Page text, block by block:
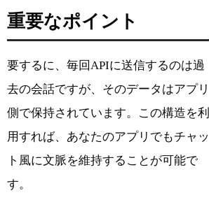
重要なポイント
要するに、毎回APIに送信するのは過
去の会話ですが、そのデータはアプリ
側で保持されています。この構造を利
用すれば、あなたのアプリでもチャッ
ト風に文脈を維持することが可能で
す。